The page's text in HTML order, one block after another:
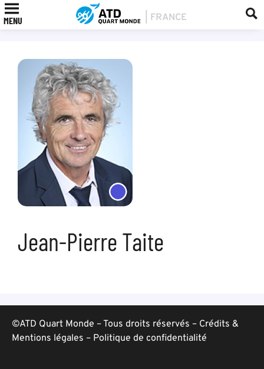
MENU
Jean-Pierre Taite
©ATD Quart Monde – Tous droits réservés – Crédits &
Mentions légales – Politique de confidentialité